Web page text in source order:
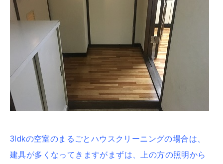
3ldkの空室のまるごとハウスクリーニングの場合は、
建具が多くなってきますがまずは、上の方の照明から